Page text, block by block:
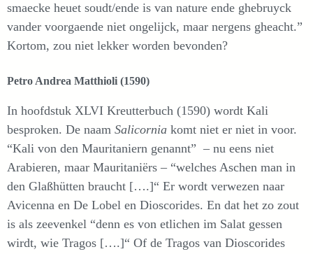
smaecke heuet soudt/ende is van nature ende ghebruyck
vander voorgaende niet ongelijck, maar nergens gheacht.”
Kortom, zou niet lekker worden bevonden?
Petro Andrea Matthioli (1590)
In hoofdstuk XLVI Kreutterbuch (1590) wordt Kali
besproken. De naam Salicornia komt niet er niet in voor.
“Kali von den Mauritaniern genannt” – nu eens niet
Arabieren, maar Mauritaniërs – “welches Aschen man in
den Glaßhütten braucht [….]“ Er wordt verwezen naar
Avicenna en De Lobel en Dioscorides. En dat het zo zout
is als zeevenkel “denn es von etlichen im Salat gessen
wirdt, wie Tragos [….]“ Of de Tragos van Dioscorides